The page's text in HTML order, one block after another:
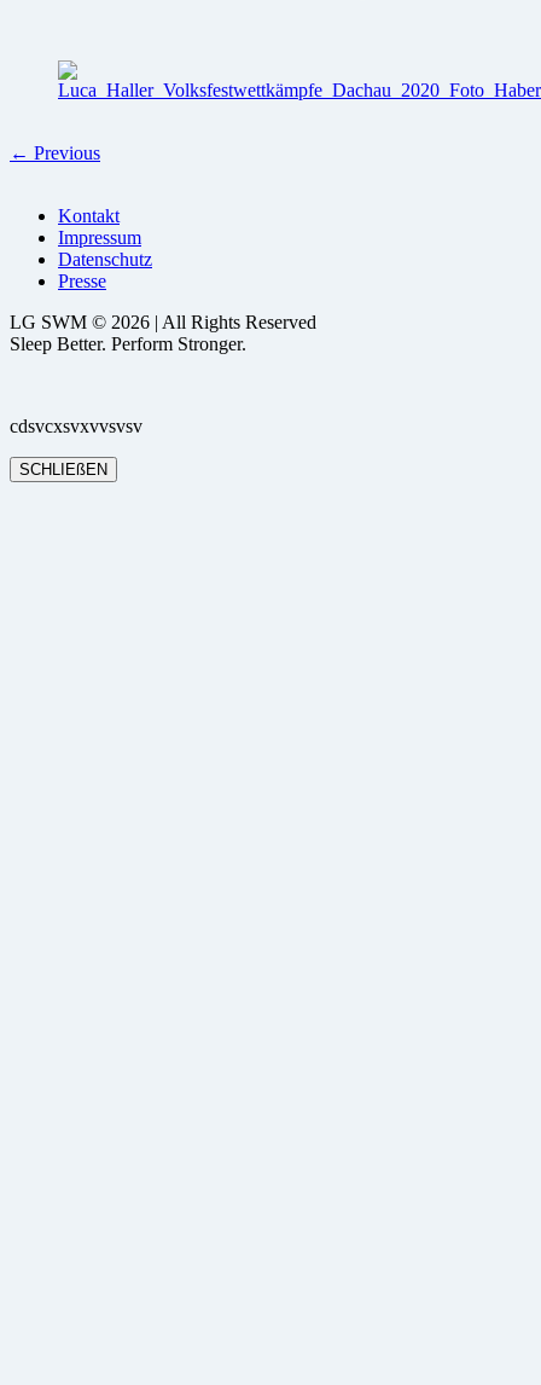
← Previous
Kontakt
Impressum
Datenschutz
Presse
LG SWM © 2026 | All Rights Reserved
Sleep Better. Perform Stronger.
cdsvcxsvxvvsvsv
SCHLIEßEN